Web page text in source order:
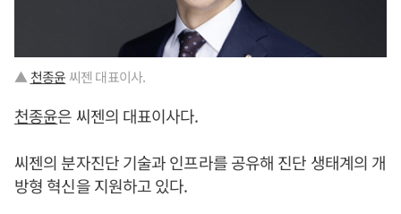
▲ 천종윤 씨젠 대표이사.
천종윤은 씨젠의 대표이사다.
씨젠의 분자진단 기술과 인프라를 공유해 진단 생태계의 개
방형 혁신을 지원하고 있다.